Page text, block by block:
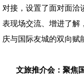
对接，设置了面对面洽
表现场交流、增进了解
庆与国际友城的双向赋
文旅推介会：聚焦